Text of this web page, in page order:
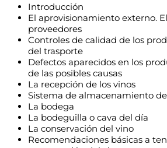
Introducción
El aprovisionamiento externo.
proveedores
Controles de calidad de los
del trasporte
Defectos aparecidos en los
de las posibles causas
La recepción de los vinos
Sistema de almacenamiento
La bodega
La bodeguilla o cava del día
La conservación del vino
Recomendaciones básicas a